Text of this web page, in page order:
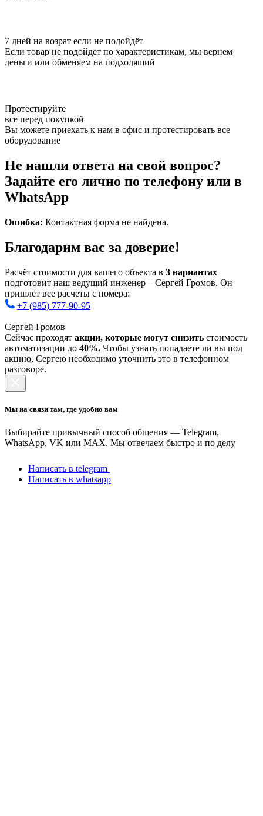
7 дней на возрат если не подойдёт
Если товар не подойдет по характеристикам, мы вернем
деньги или обменяем на подходящий
Протестируйте
все перед покупкой
Вы можете приехать к нам в офис и протестировать все
оборудование
Не нашли ответа на свой вопрос?
Задайте его лично по телефону или в
WhatsApp
Ошибка: Контактная форма не найдена.
Благодарим вас за доверие!
Расчёт стоимости для вашего объекта в 3 вариантах
подготовит наш ведущий инженер – Сергей Громов. Он
пришлёт все расчеты с номера:
+7 (985) 777-90-95
Сергей Громов
Сейчас проходят акции, которые могут снизить стоимость
автоматизации до 40%. Чтобы узнать попадаете ли вы под
акцию, Сергею необходимо уточнить это в телефонном
разговоре.
Мы на связи там, где удобно вам
Выбирайте привычный способ общения — Telegram,
WhatsApp, VK или MAX. Мы отвечаем быстро и по делу
Написать в telegram
Написать в whatsapp